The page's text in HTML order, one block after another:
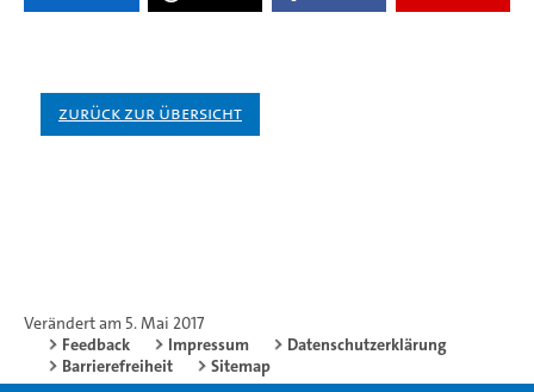
Zurück zur Übersicht
Verändert am 5. Mai 2017
Feedback
Impressum
Datenschutzerklärung
Barrierefreiheit
Sitemap